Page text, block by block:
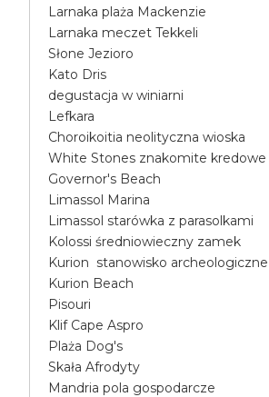
Larnaka plaża Mackenzie
Larnaka meczet Tekkeli
Słone Jezioro
Kato Dris
degustacja w winiarni
Lefkara
Choroikoitia neolityczna wioska
White Stones znakomite kredowe
Governor's Beach
Limassol Marina
Limassol starówka z parasolkami
Kolossi średniowieczny zamek
Kurion stanowisko archeologiczne
Kurion Beach
Pisouri
Klif Cape Aspro
Plaża Dog's
Skała Afrodyty
Mandria pola gospodarcze